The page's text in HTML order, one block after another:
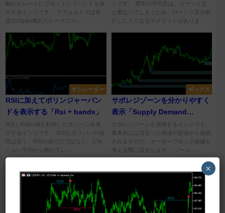
離れたレートにプロットしてバンドを表
示するインジです。 デフォルトでは各
足の20pips離れたレートにバ...
ジです。 通常の平均足は、ローソク足
と重なってしまうため、ローソク足分析
がしにくくなるデメリットがありま...
オシレーター
RSIに加えてボリンジャーバン
ドを表示する「Rsi + bands」
RSIとRSIの値を利用したボリバンを表
示するインジです。 RSIとボリバンの相
性は良く、RSIの値だけではなく、どれ
くらい平均から離れてい...
ボックス
サポレジゾーンを分かりやすく
表示「Supply Demand
BreakOut Signals」
サポレジゾーンを描画するインジです。
基本的には目立った高値や安値から描画
されますので、オーダーブロック候補を
考える際に役立ちます。 ゾーン...
×